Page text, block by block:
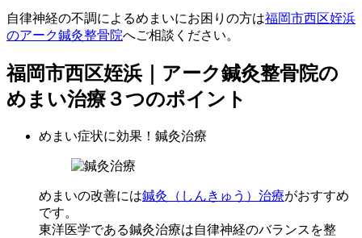
自律神経の不調によるめまいにお困りの方は福岡市西区姪浜
のアーク鍼灸整骨院へご相談ください。
福岡市西区姪浜｜アーク鍼灸整骨院の
めまい治療３つのポイント
めまい症状に効果！鍼灸治療
めまいの改善には鍼灸（しんきゅう）治療がおすすめ
です。
東洋医学である鍼灸治療は自律神経のバランスを整